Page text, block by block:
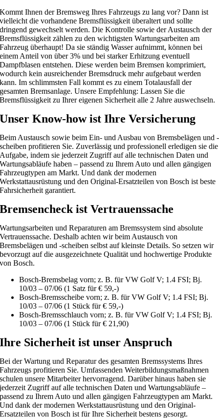
Kommt Ihnen der Bremsweg Ihres Fahrzeugs zu lang vor? Dann ist
vielleicht die vorhandene Bremsflüssigkeit überaltert und sollte
dringend gewechselt werden. Die Kontrolle sowie der Austausch der
Bremsflüssigkeit zählen zu den wichtigsten Wartungsarbeiten am
Fahrzeug überhaupt! Da sie ständig Wasser aufnimmt, können bei
einem Anteil von über 3% und bei starker Erhitzung eventuell
Dampfblasen entstehen. Diese werden beim Bremsen komprimiert,
wodurch kein ausreichender Bremsdruck mehr aufgebaut werden
kann. Im schlimmsten Fall kommt es zu einem Totalausfall der
gesamten Bremsanlage. Unsere Empfehlung: Lassen Sie die
Bremsflüssigkeit zu Ihrer eigenen Sicherheit alle 2 Jahre auswechseln.
Unser Know-how ist Ihre Versicherung
Beim Austausch sowie beim Ein- und Ausbau von Bremsbelägen und -
scheiben profitieren Sie. Zuverlässig und professionell erledigen sie die
Aufgabe, indem sie jederzeit Zugriff auf alle technischen Daten und
Wartungsabläufe haben – passend zu Ihrem Auto und allen gängigen
Fahrzeugtypen am Markt. Und dank der modernen
Werkstattausrüstung und den Original-Ersatzteilen von Bosch ist beste
Fahrsicherheit garantiert.
Bremsencheck ist Vertrauenssache
Wartungsarbeiten und Reparaturen am Bremssystem sind absolute
Vertrauenssache. Deshalb achten wir beim Austausch von
Bremsbelägen und -scheiben selbst auf kleinste Details. So setzen wir
bevorzugt auf die ausgezeichnete Qualität und hochwertige Produkte
von Bosch.
Bosch-Bremsbelag vorn; z. B. für VW Golf V; 1.4 FSI; Bj.
10/03 – 07/06 (1 Satz für € 59,-)
Bosch-Bremsscheibe vorn; z. B. für VW Golf V; 1.4 FSI; Bj.
10/03 – 07/06 (1 Stück für € 59,-)
Bosch-Bremsschlauch vorn; z. B. für VW Golf V; 1.4 FSI; Bj.
10/03 – 07/06 (1 Stück für € 21,90)
Ihre Sicherheit ist unser Anspruch
Bei der Wartung und Reparatur des gesamten Bremssystems Ihres
Fahrzeugs profitieren Sie. Umfassenden Weiterbildungsmaßnahmen
schulen unsere Mitarbeiter hervorragend. Darüber hinaus haben sie
jederzeit Zugriff auf alle technischen Daten und Wartungsabläufe –
passend zu Ihrem Auto und allen gängigen Fahrzeugtypen am Markt.
Und dank der modernen Werkstattausrüstung und den Original-
Ersatzteilen von Bosch ist für Ihre Sicherheit bestens gesorgt.